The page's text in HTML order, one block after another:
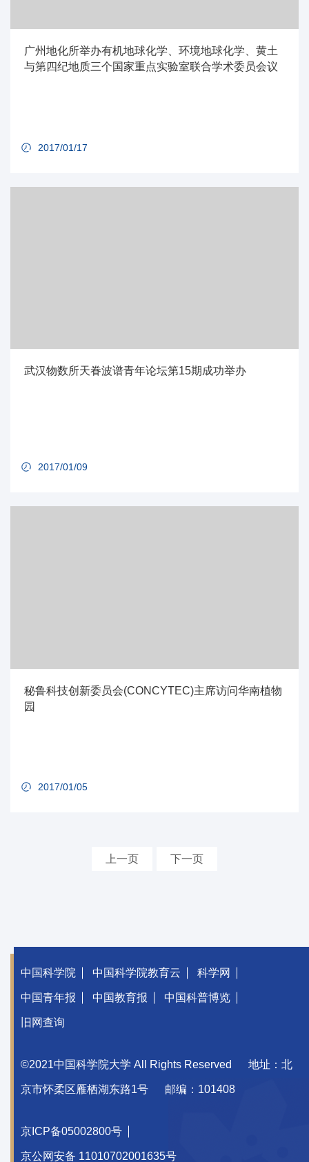
广州地化所举办有机地球化学、环境地球化学、黄土
与第四纪地质三个国家重点实验室联合学术委员会议
2017/01/17
武汉物数所天眷波谱青年论坛第15期成功举办
2017/01/09
秘鲁科技创新委员会(CONCYTEC)主席访问华南植物
园
2017/01/05
上一页 下一页
中国科学院 中国科学院教育云 科学网
中国青年报 中国教育报 中国科普博览
旧网查询
©2021中国科学院大学 All Rights Reserved 地址：北
京市怀柔区雁栖湖东路1号 邮编：101408
京ICP备05002800号
京公网安备 11010702001635号